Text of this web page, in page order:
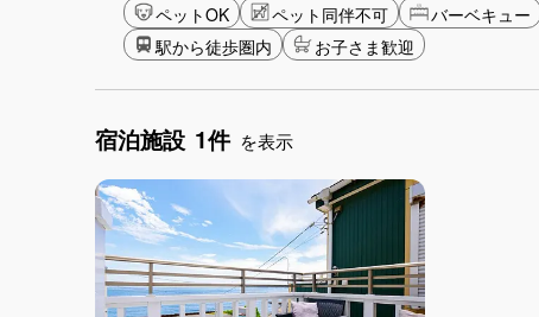
ペットOK ペット同伴不可 バーベキュー
駅から徒歩圏内
お子さま歓迎
宿泊施設 1件 を表示